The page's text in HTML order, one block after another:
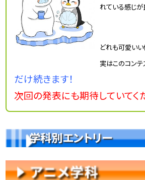
学科別エントリー
れている感じ
どれも可愛いい
実はこのコンテ
だけ続きます！
次回の発表にも期待していてく